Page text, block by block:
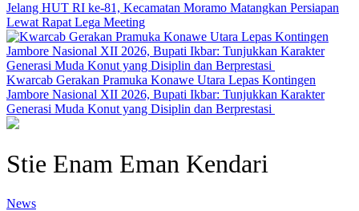
‎Jelang HUT RI ke-81, Kecamatan Moramo Matangkan Persiapan
Lewat Rapat Lega Meeting
‎Kwarcab Gerakan Pramuka Konawe Utara Lepas Kontingen
Jambore Nasional XII 2026, Bupati Ikbar: Tunjukkan Karakter
Generasi Muda Konut yang Disiplin dan Berprestasi ‎
Stie Enam Eman Kendari
News